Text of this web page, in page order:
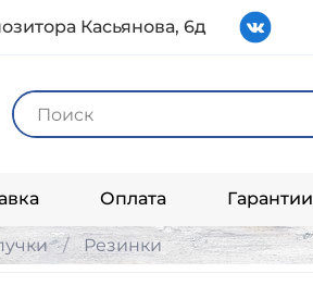
Касьянова, 6д
Оплата Гарантии
Резинки